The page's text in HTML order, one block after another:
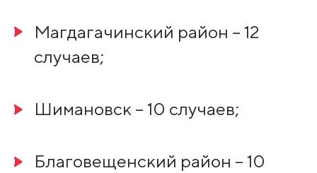
Магдагачинский район – 12
случаев;
Шимановск – 10 случаев;
Благовещенский район – 10